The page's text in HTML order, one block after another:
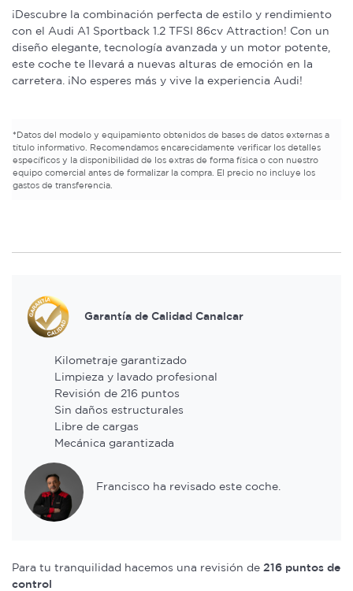
¡Descubre la combinación perfecta de estilo y rendimiento
con el Audi A1 Sportback 1.2 TFSI 86cv Attraction! Con un
diseño elegante, tecnología avanzada y un motor potente,
este coche te llevará a nuevas alturas de emoción en la
carretera. ¡No esperes más y vive la experiencia Audi!
*Datos del modelo y equipamiento obtenidos de bases de datos externas a
título informativo. Recomendamos encarecidamente verificar los detalles
específicos y la disponibilidad de los extras de forma física o con nuestro
equipo comercial antes de formalizar la compra. El precio no incluye los
gastos de transferencia.
Garantía de Calidad Canalcar
Kilometraje garantizado
Limpieza y lavado profesional
Revisión de 216 puntos
Sin daños estructurales
Libre de cargas
Mecánica garantizada
Francisco ha revisado este coche.
Para tu tranquilidad hacemos una revisión de 216 puntos de
control